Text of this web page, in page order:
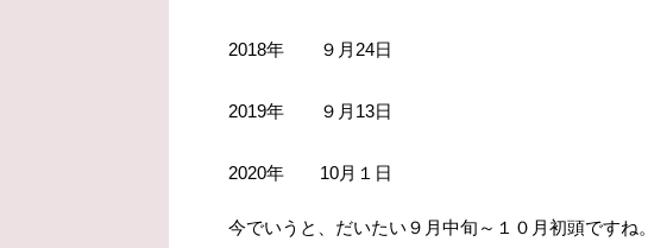
2018年 ９月24日
2019年 ９月13日
2020年 10月１日
今でいうと、だいたい９月中旬～１０月初頭ですね。